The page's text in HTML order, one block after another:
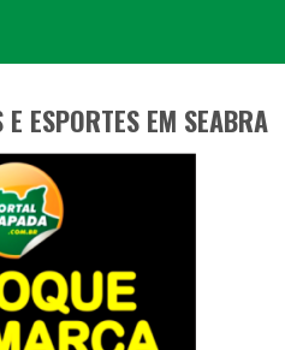
ESPORTES EM SEABRA